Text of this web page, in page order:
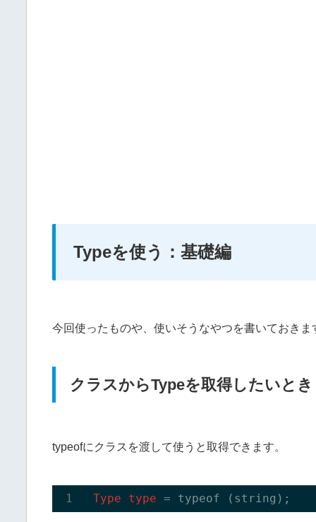
Typeを使う：基礎編
今回使ったものや、使いそうなやつを書いておきま
クラスからTypeを取得したいとき
typeofにクラスを渡して使うと取得できます。
Type type